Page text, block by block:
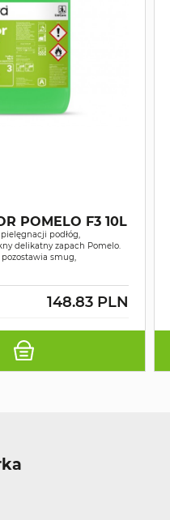
POMELO F3 10L
podłóg,
delikatny zapach Pomelo.
smug,
148.83 PLN